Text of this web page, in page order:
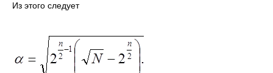
Из этого следует